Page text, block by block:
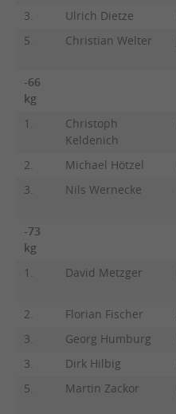
3. Ulrich Dietze
5.
Christian Welter
-66
kg
1.
Christoph
Keldenich
2. Michael Hötzel
3.
Nils Wernecke
-73
kg
1.
David Metzger
2. Florian Fischer
3.
Georg Humburg
3.
Dirk Hilbig
5.
Martin Zackor